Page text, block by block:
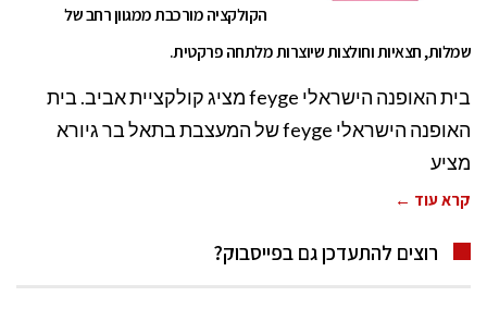
הקולקציה מורכבת ממגוון רחב של
שמלות, חצאיות וחולצות שיוצרות מלתחה פרקטית.
בית האופנה הישראלי feyge מציג קולקציית אביב. בית
האופנה הישראלי feyge של המעצבת בתאל בר גיורא
מציע
קרא עוד ←
רוצים להתעדכן גם בפייסבוק?